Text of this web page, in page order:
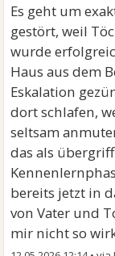
Es geht um
gestört, weil
wurde
Haus aus dem
Eskalation
dort schlafen,
seltsam
das als
bereits jetzt in
von Vater und
mir nicht so